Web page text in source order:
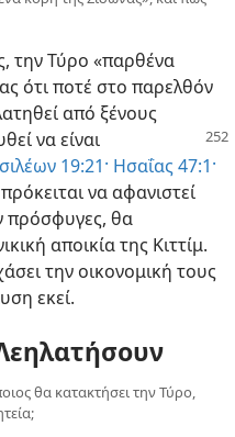
την Τύρο «παρθένα
ότι ποτέ στο παρελθόν
από ξένους
να είναι
19:21· Ησαΐας 47:1·
να αφανιστεί
πρόσφυγες, θα
αποικία της Κιττίμ.
την οικονομική τους
εκεί.
θα κατακτήσει την Τύρο,